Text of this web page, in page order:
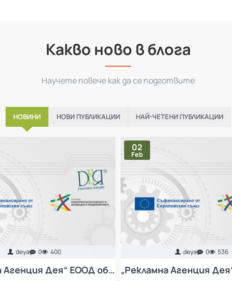
Какво ново в блога
Научете повече как да се подготвите
НОВИНИ НОВИ ПУБЛИКАЦИИ НАЙ-ЧЕТЕНИ ПУБЛИКАЦИИ
deya 0 400
„Рекламна Агенция Дея“ ЕООД обявява процедура за избор на изпълнител с предмет: „Доставка, инсталация и въвеждане в експлоатация на специализирано оборудване за довършителни операции на рекламни материали“
02
Feb
deya 0 536